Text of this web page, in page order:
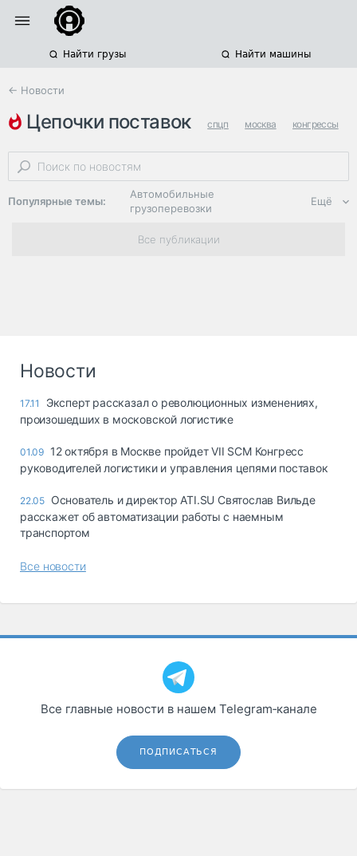
Найти грузы Найти машины
← Новости
цепочки поставок спцп москва конгрессы
Популярные темы:
Автомобильные
грузоперевозки
Региональная
логистика
опасные грузы
страхование
Склады и
грузовые
Автосервис,
Топливо, масла и
автохимия
Ещё
Все публикации
Новости
17.11
Эксперт рассказал о революционных изменениях,
произошедших в московской логистике
01.09 12 октября в Москве пройдет VII SCM Конгресс
руководителей логистики и управления цепями поставок
22.05 Основатель и директор ATI.SU Святослав Вильде
расскажет об автоматизации работы с наемным
транспортом
Все новости
Все главные новости в нашем Telegram‑канале
ПОДПИСАТЬСЯ